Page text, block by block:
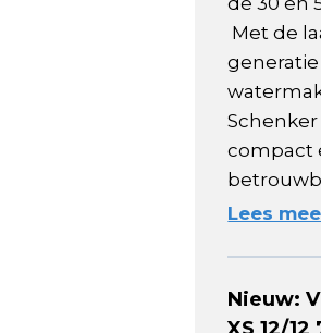
Met de
generatie
compact
Lees
Nieuw: